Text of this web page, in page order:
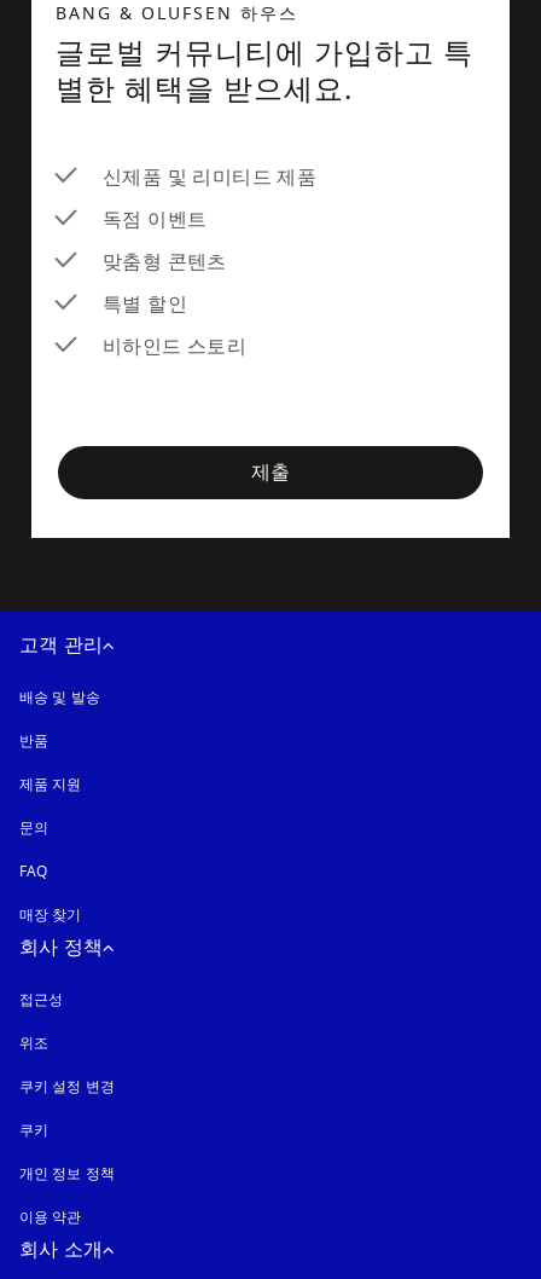
BANG & OLUFSEN 하우스
글로벌 커뮤니티에 가입하고 특
별한 혜택을 받으세요.
신제품 및 리미티드 제품
독점 이벤트
맞춤형 콘텐츠
특별 할인
비하인드 스토리
제출
고객 관리
배송 및 발송
반품
제품 지원
문의
FAQ
매장 찾기
회사 정책
접근성
위조
쿠키 설정 변경
쿠키
개인 정보 정책
이용 약관
회사 소개